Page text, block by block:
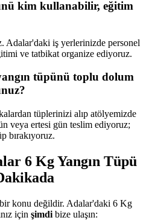
kim kullanabilir, eğitim
Adalar'daki iş yerlerinizde personel
ve tatbikat organize ediyoruz.
tüpünü toplu dolum
tüplerinizi alıp atölyemizde
veya ertesi gün teslim ediyoruz;
bırakıyoruz.
6 Kg Yangın Tüpü
konu değildir. Adalar'daki 6 Kg
için şimdi bize ulaşın: